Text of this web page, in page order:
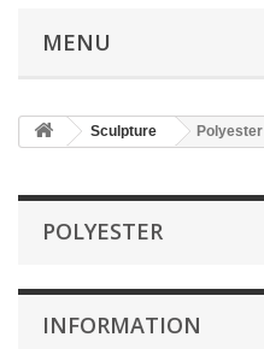
MENU
Sculpture Polyester
POLYESTER
INFORMATION